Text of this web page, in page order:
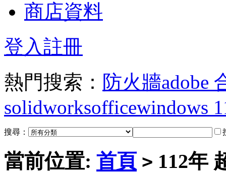
商店資料
登入註冊
熱門搜索： 防火牆adobe
solidworksofficewindows
搜尋：
當前位置: 首頁 > 112年